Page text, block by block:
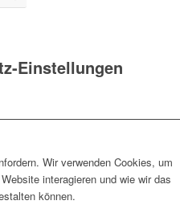
Einstellungen
Wir verwenden Cookies, um
interagieren und wie wir das
können.